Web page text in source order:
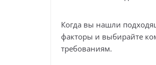
Когда вы нашли
факторы и выбирайте
требованиям.